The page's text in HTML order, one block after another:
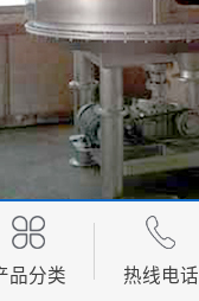
品分类 热线电话